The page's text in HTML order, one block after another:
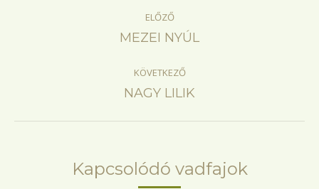
navigation
ELŐZŐ
Previous
MEZEI NYÚL
KÖVETKEZŐ
Next
NAGY LILIK
Kapcsolódó vadfajok